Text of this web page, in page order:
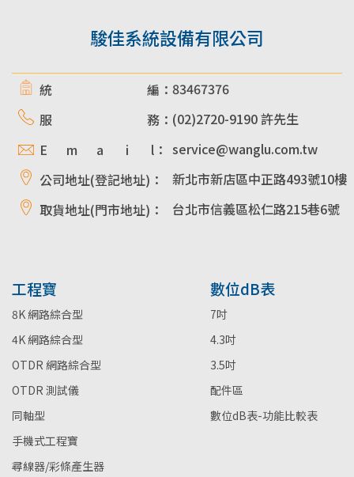
駿佳系統設備有限公司
統 編： 83467376
服 務： (02)2720-9190 許先生
E m a i l： service@wanglu.com.tw
公司地址(登記地址)：
新北市新店區中正路493號10樓
取貨地址(門市地址)：
台北市信義區松仁路215巷6號
工程寶
8K 網路綜合型
4K 網路綜合型
OTDR 網路綜合型
OTDR 測試儀
同軸型
手機式工程寶
尋線器/彩條產生器
數位dB表
7吋
4.3吋
3.5吋
配件區
數位dB表-功能比較表